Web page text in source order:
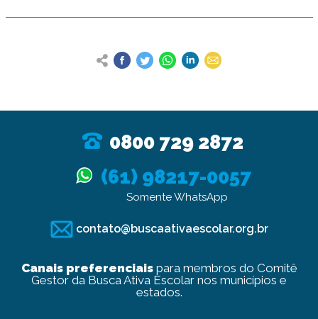
0800 729 2872
(61) 98217-0057
Somente WhatsApp
contato@buscaativaescolar.org.br
Canais preferenciaispara membros do Comitê
Gestor da Busca Ativa Escolar nos municípios e
estados.